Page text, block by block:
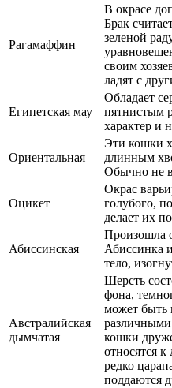
Рагамаффин
В окрасе
Брак
зеленой
своим
ладят с
Египетская мау
Обладает
пятнистым
характер и
Ориентальная
Эти кошки
длинным
Обычно не
Оцикет
Окрас
голубого,
делает их
Абиссинская
Произошла
Абиссинка
тело,
Австралийская
дымчатая
Шерсть
фона,
может быть
кошки
относятся
редко
поддаются